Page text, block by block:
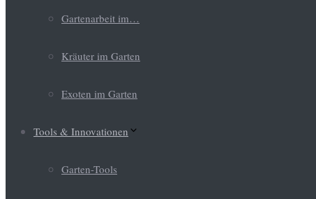
Gartenarbeit im…
Kräuter im Garten
Exoten im Garten
Tools & Innovationen
Garten-Tools